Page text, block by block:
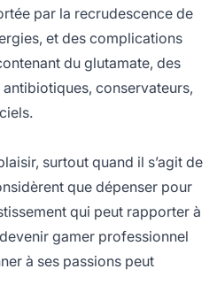
par la recrudescence de
et des complications
du glutamate, des
conservateurs,
surtout quand il s’agit de
que dépenser pour
qui peut rapporter à
gamer professionnel
à ses passions peut